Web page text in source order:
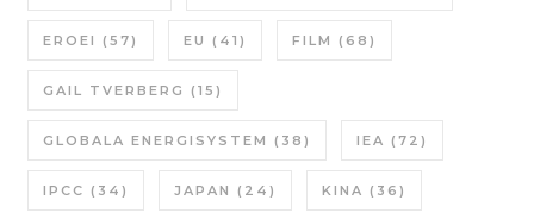
EROEI (57) EU (41) FILM (68)
GAIL TVERBERG (15)
GLOBALA ENERGISYSTEM (38) IEA (72)
IPCC (34) JAPAN (24) KINA (36)